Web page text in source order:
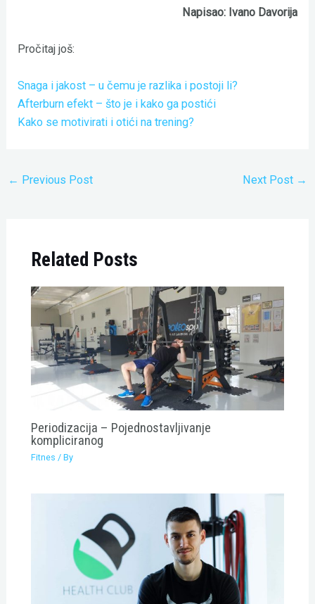
Napisao: Ivano Davorija
Pročitaj još:
Snaga i jakost – u čemu je razlika i postoji li?
Afterburn efekt – što je i kako ga postići
Kako se motivirati i otići na trening?
← Previous Post Next Post →
Related Posts
Periodizacija – Pojednostavljivanje
kompliciranog
Fitnes / By